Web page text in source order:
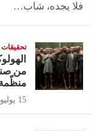
فلا يجده، شاب…
تحقيقات
من
15 يوليو، 2026